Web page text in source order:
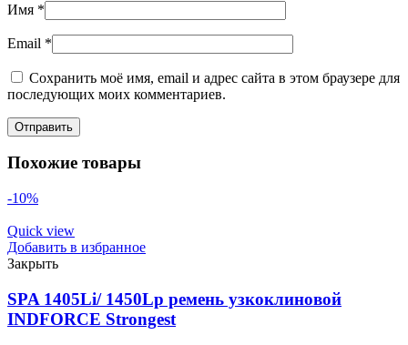
Имя *
Email *
Сохранить моё имя, email и адрес сайта в этом браузере для
последующих моих комментариев.
Похожие товары
-10%
Quick view
Добавить в избранное
Закрыть
SPA 1405Li/ 1450Lp ремень узкоклиновой
INDFORCE Strongest